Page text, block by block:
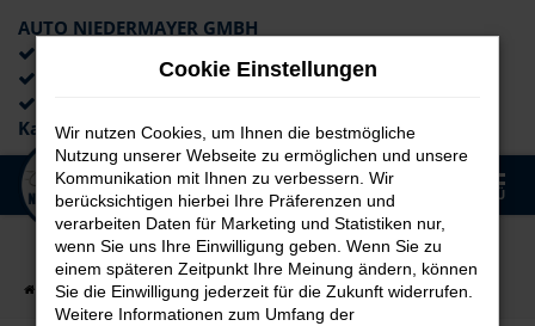
Zum
Hauptinhalt
springen
AUTO NIEDERMAYER GMBH
Lieferung an die Haustür
Kaufabwicklung
MENÜ
Startseite auto Škoda Škoda Kamiq Angebote
Cookie Einstellungen
Wir nutzen Cookies, um Ihnen die bestmögliche
Nutzung unserer Webseite zu ermöglichen und unsere
Kommunikation mit Ihnen zu verbessern. Wir
berücksichtigen hierbei Ihre Präferenzen und
verarbeiten Daten für Marketing und Statistiken nur,
wenn Sie uns Ihre Einwilligung geben. Wenn Sie zu
einem späteren Zeitpunkt Ihre Meinung ändern, können
Sie die Einwilligung jederzeit für die Zukunft widerrufen.
Weitere Informationen zum Umfang der